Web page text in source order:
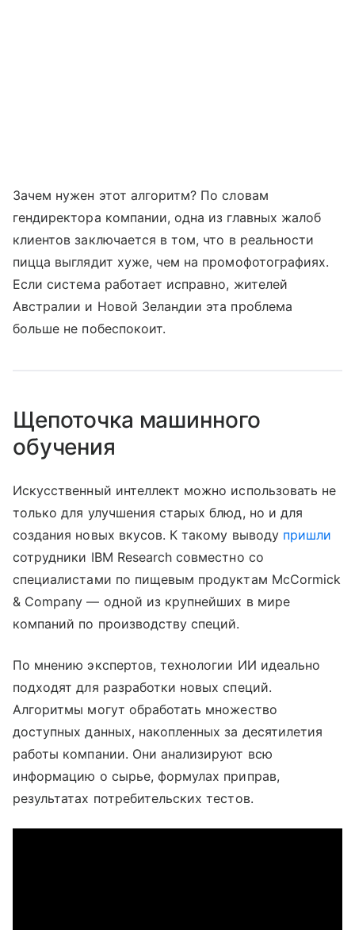
Зачем нужен этот алгоритм? По словам
гендиректора компании, одна из главных жалоб
клиентов заключается в том, что в реальности
пицца выглядит хуже, чем на промофотографиях.
Если система работает исправно, жителей
Австралии и Новой Зеландии эта проблема
больше не побеспокоит.
Щепоточка машинного
обучения
Искусственный интеллект можно использовать не
только для улучшения старых блюд, но и для
создания новых вкусов. К такому выводу пришли
сотрудники IBM Research совместно со
специалистами по пищевым продуктам McCormick
& Company — одной из крупнейших в мире
компаний по производству специй.
По мнению экспертов, технологии ИИ идеально
подходят для разработки новых специй.
Алгоритмы могут обработать множество
доступных данных, накопленных за десятилетия
работы компании. Они анализируют всю
информацию о сырье, формулах приправ,
результатах потребительских тестов.